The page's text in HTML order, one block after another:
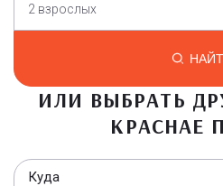
2 взрослых
ИЛИ ВЫБРАТЬ
КРАСНАЕ
Куда